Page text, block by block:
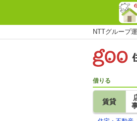
NTTグループ
借りる
賃貸